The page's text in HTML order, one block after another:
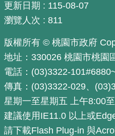
更新日期
115-08-07
瀏覽人次
811
版權所有 © 桃園市政府
地址：330026 桃園市桃園
電話：(03)3322-
傳真：(03)3322-029、
星期一至星期五 上午8:00
建議使用IE11.0 以上或
請下載Flash Plug-in 與